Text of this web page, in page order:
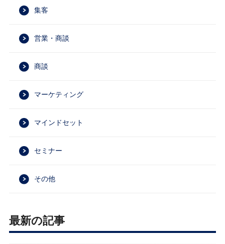
集客
営業・商談
商談
マーケティング
マインドセット
セミナー
その他
最新の記事